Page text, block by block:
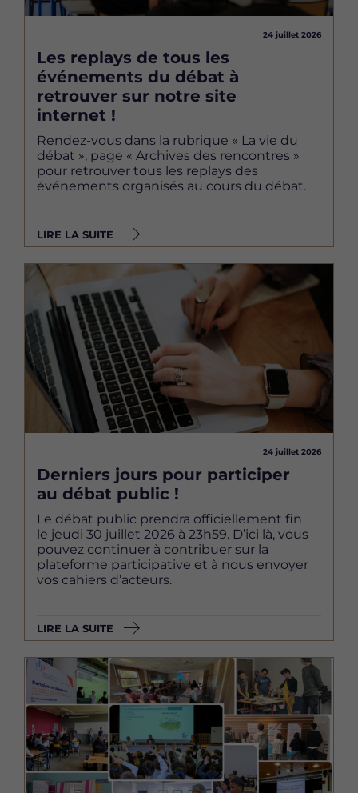
24 juillet 2026
Les replays de tous les
événements du débat à
retrouver sur notre site
internet !
Rendez-vous dans la rubrique « La vie du
débat », page « Archives des rencontres »
pour retrouver tous les replays des
événements organisés au cours du débat.
LIRE LA SUITE
Image
24 juillet 2026
Derniers jours pour participer
au débat public !
Le débat public prendra officiellement fin
le jeudi 30 juillet 2026 à 23h59. D’ici là, vous
pouvez continuer à contribuer sur la
plateforme participative et à nous envoyer
vos cahiers d’acteurs.
LIRE LA SUITE
Image